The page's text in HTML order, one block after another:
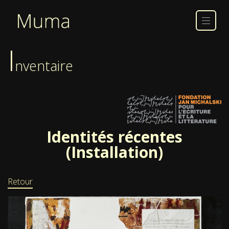
Inventaire
Identités récentes
(Installation)
Retour